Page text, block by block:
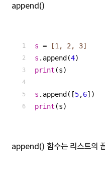
append()
s = [1, 2, 3]
s .append(4)
print (s)
s .append([5,6])
print (s)
append() 함수는 리스트의